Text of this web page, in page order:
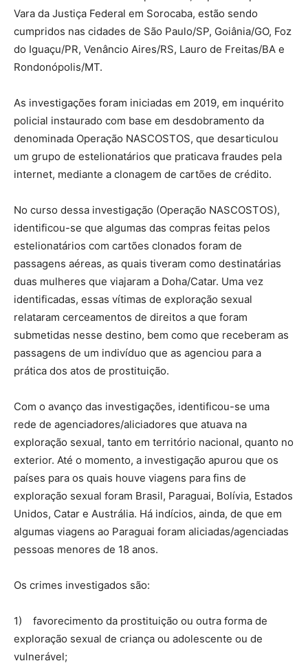
Vara da Justiça Federal em Sorocaba, estão sendo
cumpridos nas cidades de São Paulo/SP, Goiânia/GO, Foz
do Iguaçu/PR, Venâncio Aires/RS, Lauro de Freitas/BA e
Rondonópolis/MT.
As investigações foram iniciadas em 2019, em inquérito
policial instaurado com base em desdobramento da
denominada Operação NASCOSTOS, que desarticulou
um grupo de estelionatários que praticava fraudes pela
internet, mediante a clonagem de cartões de crédito.
No curso dessa investigação (Operação NASCOSTOS),
identificou-se que algumas das compras feitas pelos
estelionatários com cartões clonados foram de
passagens aéreas, as quais tiveram como destinatárias
duas mulheres que viajaram a Doha/Catar. Uma vez
identificadas, essas vítimas de exploração sexual
relataram cerceamentos de direitos a que foram
submetidas nesse destino, bem como que receberam as
passagens de um indivíduo que as agenciou para a
prática dos atos de prostituição.
Com o avanço das investigações, identificou-se uma
rede de agenciadores/aliciadores que atuava na
exploração sexual, tanto em território nacional, quanto no
exterior. Até o momento, a investigação apurou que os
países para os quais houve viagens para fins de
exploração sexual foram Brasil, Paraguai, Bolívia, Estados
Unidos, Catar e Austrália. Há indícios, ainda, de que em
algumas viagens ao Paraguai foram aliciadas/agenciadas
pessoas menores de 18 anos.
Os crimes investigados são:
1) favorecimento da prostituição ou outra forma de
exploração sexual de criança ou adolescente ou de
vulnerável;